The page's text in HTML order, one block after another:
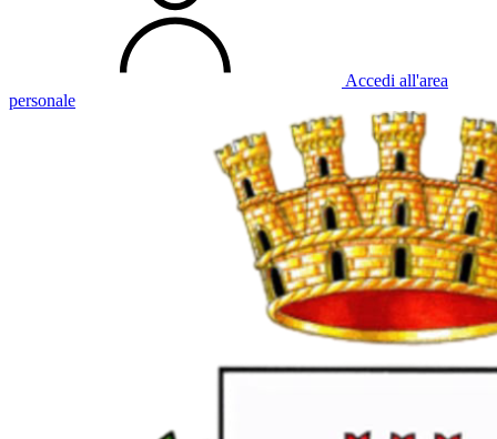
Accedi all'area
personale